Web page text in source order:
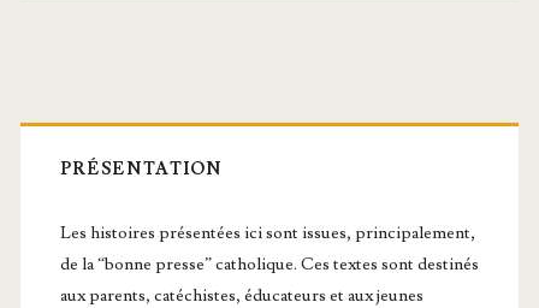
Barre
latérale
principale
PRÉSENTATION
Les histoires présentées ici sont issues, principalement,
de la “bonne presse” catholique. Ces textes sont destinés
aux parents, catéchistes, éducateurs et aux jeunes